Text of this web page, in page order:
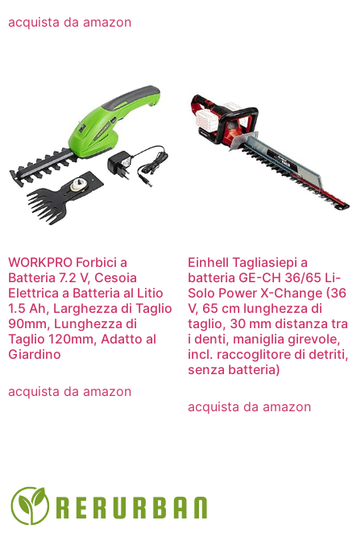
acquista da amazon
WORKPRO Forbici a
Batteria 7.2 V, Cesoia
Elettrica a Batteria al Litio
1.5 Ah, Larghezza di Taglio
90mm, Lunghezza di
Taglio 120mm, Adatto al
Giardino
acquista da amazon
Einhell Tagliasiepi a
batteria GE-CH 36/65 Li-
Solo Power X-Change (36
V, 65 cm lunghezza di
taglio, 30 mm distanza tra
i denti, maniglia girevole,
incl. raccoglitore di detriti,
senza batteria)
acquista da amazon